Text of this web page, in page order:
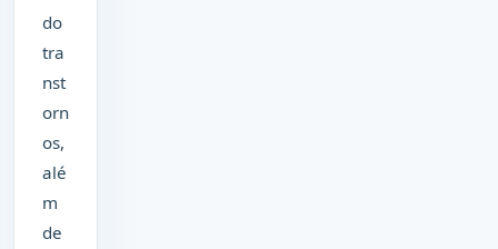
do
tra
nst
orn
os,
alé
m
de